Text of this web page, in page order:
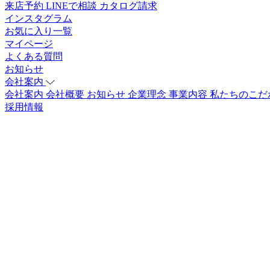
来店予約 LINEで相談 カタログ請求
インスタグラム
お気に入り一覧
マイページ
よくある質問
お知らせ
会社案内
会社案内 会社概要 お知らせ 企業理念 事業内容 私たちのこだ
採用情報